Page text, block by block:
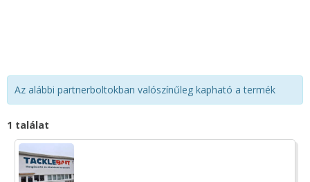
Az alábbi partnerboltokban valószínűleg kapható a termék
1 találat